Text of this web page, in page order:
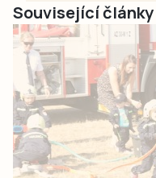
Související články